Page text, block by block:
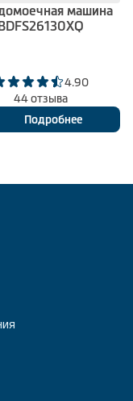
машина
4.90
44 отзыва
Подробнее